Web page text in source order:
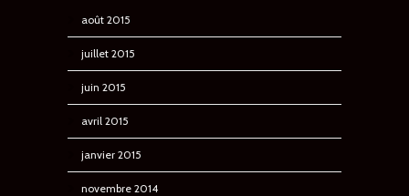
août 2015
juillet 2015
juin 2015
avril 2015
janvier 2015
novembre 2014